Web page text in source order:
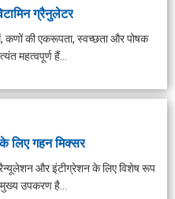
ग्रैनुलेटर
कणों की एकरूपता, स्वच्छता और पोषक
महत्वपूर्ण हैं...
लिए गहन मिक्सर
और इंटीग्रेशन के लिए विशेष रूप
मुख्य उपकरण है...